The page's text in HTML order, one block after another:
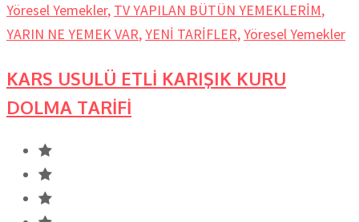
Yöresel Yemekler, TV YAPILAN BÜTÜN YEMEKLERİM,
YARIN NE YEMEK VAR,YENİ TARİFLER,Yöresel Yemekler
KARS USULÜ ETLİ KARIŞIK KURU
DOLMA TARİFİ